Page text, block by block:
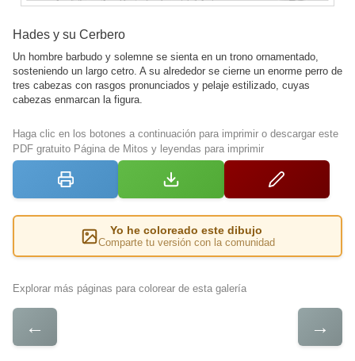
Hades y su Cerbero
Un hombre barbudo y solemne se sienta en un trono ornamentado,
sosteniendo un largo cetro. A su alrededor se cierne un enorme perro de
tres cabezas con rasgos pronunciados y pelaje estilizado, cuyas
cabezas enmarcan la figura.
Haga clic en los botones a continuación para imprimir o descargar este
PDF gratuito Página de Mitos y leyendas para imprimir
Yo he coloreado este dibujo
Comparte tu versión con la comunidad
Explorar más páginas para colorear de esta galería
← →